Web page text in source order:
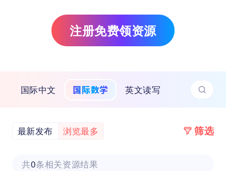
注册免费领资源
国际中文 国际数学 英文读写
最新发布 浏览最多 筛选
共0条相关资源结果